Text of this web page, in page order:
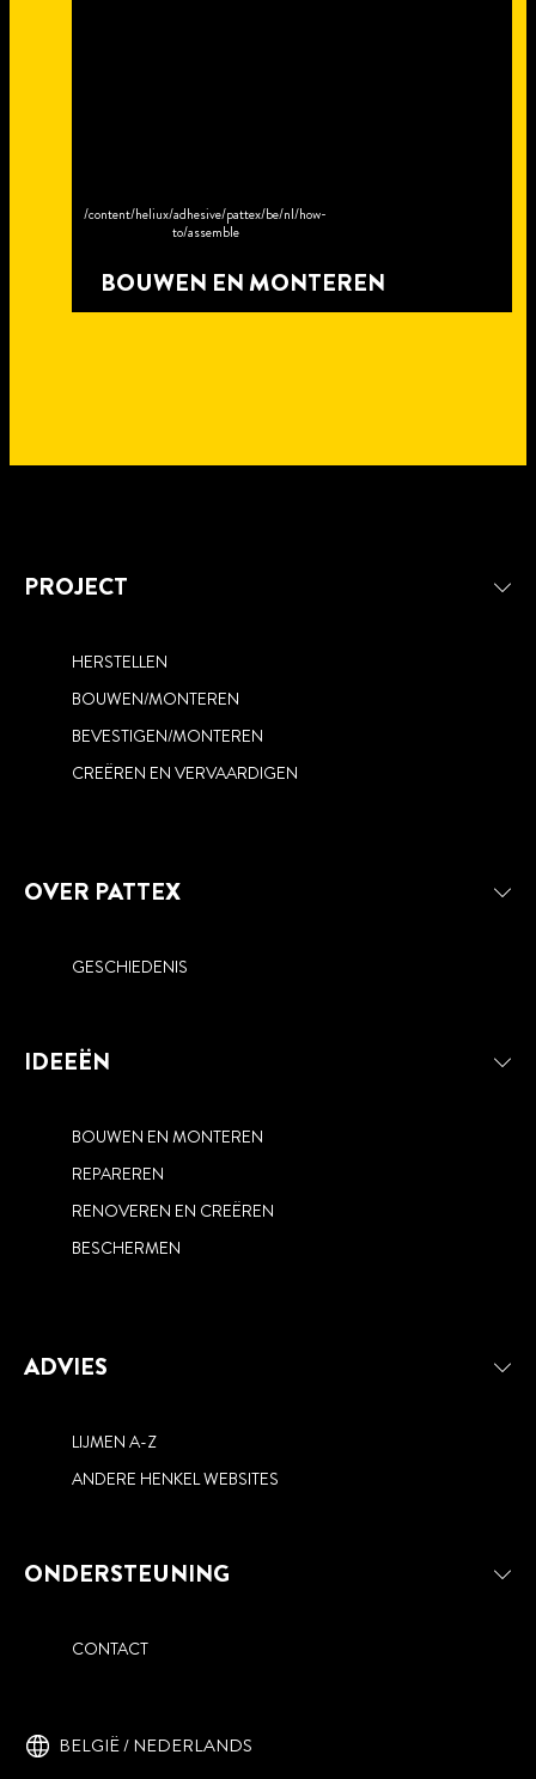
/content/heliux/adhesive/pattex/be/nl/how-
to/assemble
BOUWEN EN MONTEREN
REPAREREN
RENOVEREN EN CREËREN
BESCHERMEN
PROJECT
HERSTELLEN
BOUWEN/MONTEREN
BEVESTIGEN/MONTEREN
CREËREN EN VERVAARDIGEN
OVER PATTEX
GESCHIEDENIS
IDEEËN
BOUWEN EN MONTEREN
REPAREREN
RENOVEREN EN CREËREN
BESCHERMEN
ADVIES
LIJMEN A-Z
ANDERE HENKEL WEBSITES
ONDERSTEUNING
CONTACT
BELGIË / NEDERLANDS